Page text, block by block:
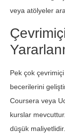
veya atölyeler
Pek çok
becerilerini
Coursera veya
kurslar
düşük maliyetlidir.